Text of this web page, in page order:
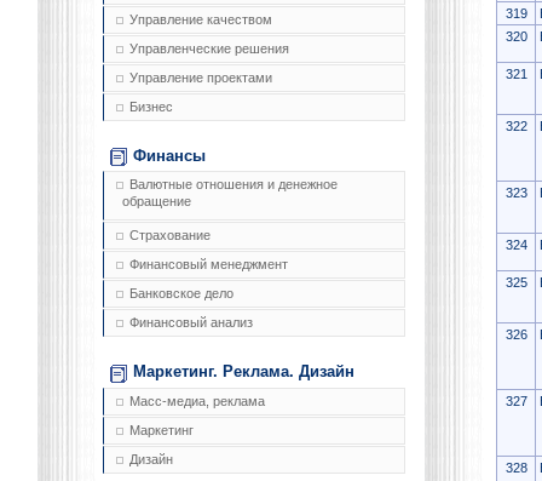
Управление качеством
Управленческие решения
Управление проектами
Бизнес
Финансы
Валютные отношения и денежное
обращение
Страхование
Финансовый менеджмент
Банковское дело
Финансовый анализ
Маркетинг. Реклама. Дизайн
Масс-медиа, реклама
Маркетинг
Дизайн
319
320
321
322
323
324
325
326
327
328